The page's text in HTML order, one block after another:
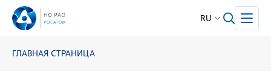
RU
ГЛАВНАЯ СТРАНИЦА